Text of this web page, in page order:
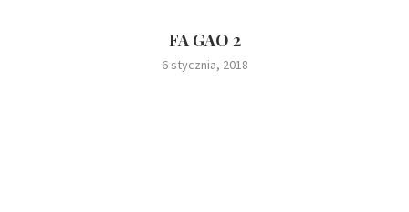
FA GAO 2
6 stycznia, 2018